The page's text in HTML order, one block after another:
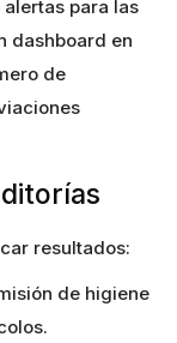
para las
dashboard en
de
resultados:
de higiene